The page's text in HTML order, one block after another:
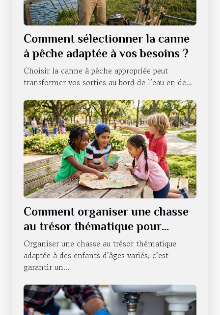
Comment sélectionner la canne
à pêche adaptée à vos besoins ?
Choisir la canne à pêche appropriée peut
transformer vos sorties au bord de l’eau en de...
Comment organiser une chasse
au trésor thématique pour
enfants de différents âges ?
Organiser une chasse au trésor thématique
adaptée à des enfants d’âges variés, c’est
garantir un...